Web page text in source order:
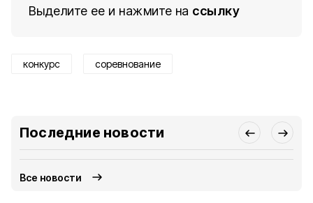
Выделите ее и нажмите на ссылку
конкурс соревнование
Последние новости
Все новости